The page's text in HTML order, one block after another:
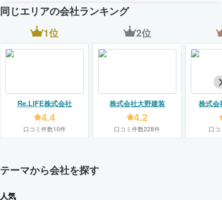
同じエリアの会社ランキング
1位
Re.LIFE株式会社
4.4
口コミ件数10件
2位
株式会社大野建装
4.2
口コミ件数228件
株式会
口
テーマから会社を探す
人気